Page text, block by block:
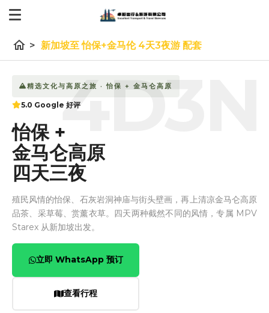
home > 新加坡至 怡保+金马伦 4天3夜游 配套
4D3N
精选文化与高原之旅 · 怡保 + 金马仑高原
5.0 Google 好评
怡保 +
金马仑高原
四天三夜
殖民风情的怡保、石灰岩洞神庙与街头壁画，再上清凉金马仑高原
品茶、采草莓、赏薰衣草。四天两种截然不同的风情，专属 MPV
Starex 从新加坡出发。
立即 WhatsApp 预订
查看行程